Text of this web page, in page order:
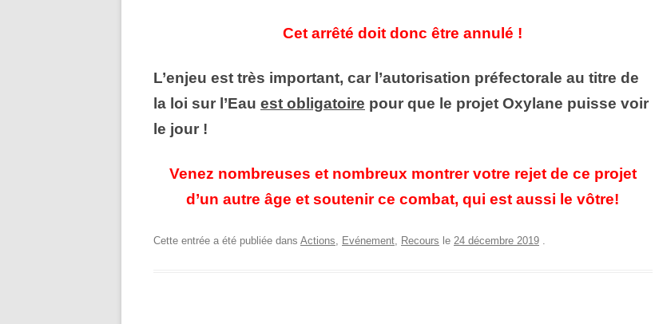
Cet arrêté doit donc être annulé !
L’enjeu est très important, car l’autorisation préfectorale au titre de
la loi sur l’Eau est obligatoire pour que le projet Oxylane puisse voir
le jour !
Venez nombreuses et nombreux montrer votre rejet de ce projet
d’un autre âge et soutenir ce combat, qui est aussi le vôtre!
Cette entrée a été publiée dans Actions, Evénement, Recours le 24 décembre 2019 .